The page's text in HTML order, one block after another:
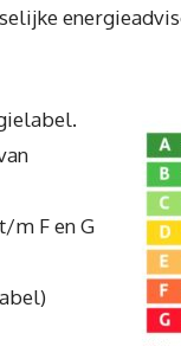
m F en G